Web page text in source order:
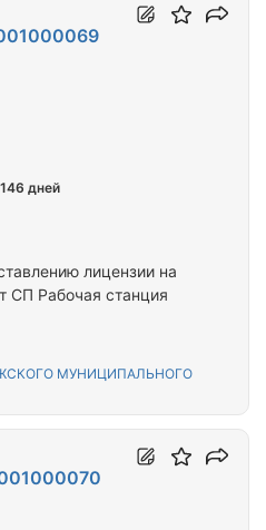
лицензии на
СП Рабочая станция
МУНИЦИПАЛЬНОГО
146 дней